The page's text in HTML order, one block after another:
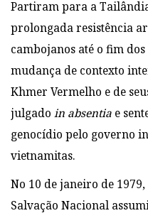
Partiram para a
prolongada resistência
cambojanos até o fim
mudança de contexto
Khmer Vermelho e de
julgado in absentia e
genocídio pelo governo
vietnamitas.
No 10 de janeiro de
Salvação Nacional